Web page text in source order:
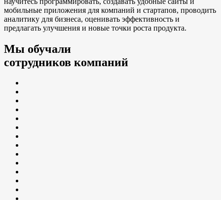
мобильные приложения для компаний и стартапов, проводить
аналитику для бизнеса, оценивать эффективность и
предлагать улучшения и новые точки роста продукта.
Мы обучали
сотрудников компаний